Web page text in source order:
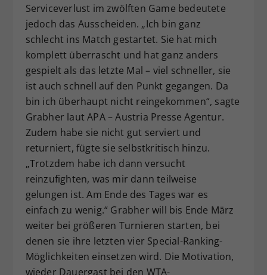
Serviceverlust im zwölften Game bedeutete
jedoch das Ausscheiden. „Ich bin ganz
schlecht ins Match gestartet. Sie hat mich
komplett überrascht und hat ganz anders
gespielt als das letzte Mal – viel schneller, sie
ist auch schnell auf den Punkt gegangen. Da
bin ich überhaupt nicht reingekommen“, sagte
Grabher laut APA – Austria Presse Agentur.
Zudem habe sie nicht gut serviert und
returniert, fügte sie selbstkritisch hinzu.
„Trotzdem habe ich dann versucht
reinzufighten, was mir dann teilweise
gelungen ist. Am Ende des Tages war es
einfach zu wenig.“ Grabher will bis Ende März
weiter bei größeren Turnieren starten, bei
denen sie ihre letzten vier Special-Ranking-
Möglichkeiten einsetzen wird. Die Motivation,
wieder Dauergast bei den WTA-